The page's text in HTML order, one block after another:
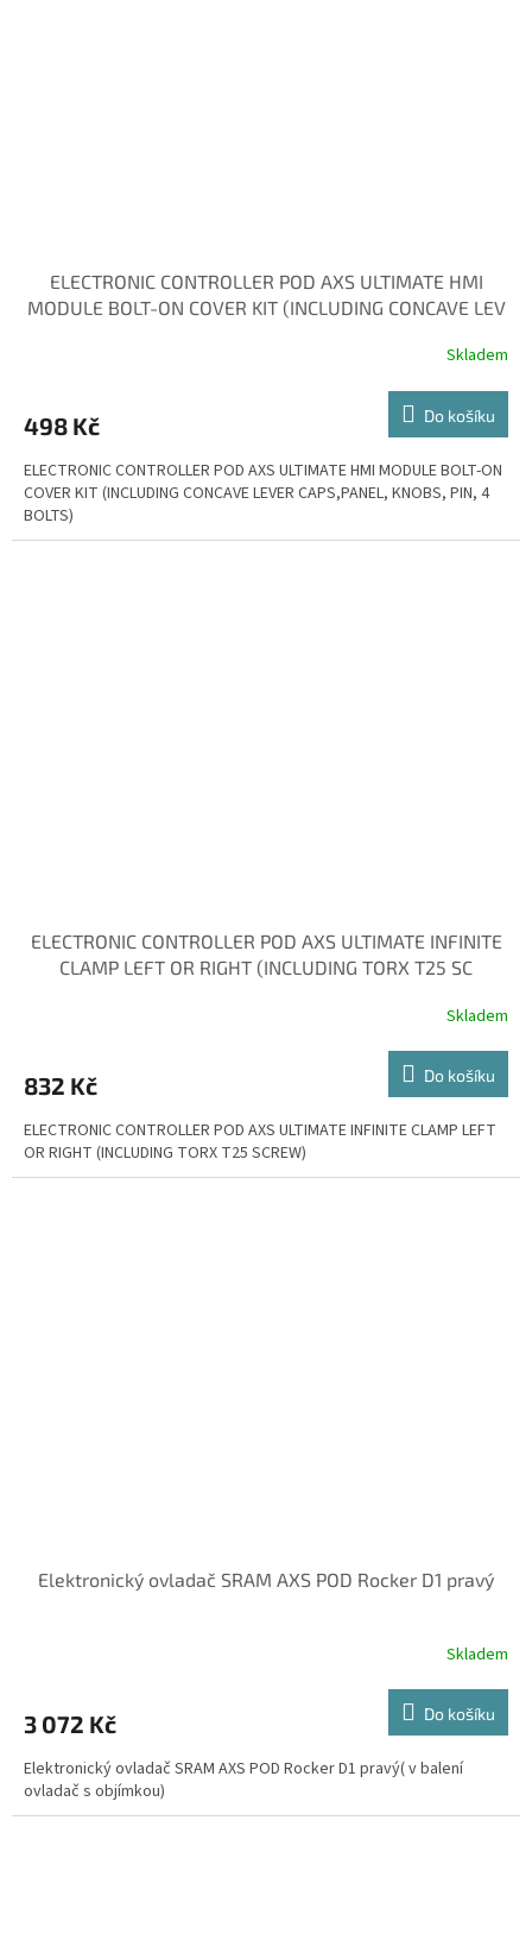
ELECTRONIC CONTROLLER POD AXS ULTIMATE HMI
MODULE BOLT-ON COVER KIT (INCLUDING CONCAVE LEV
Skladem
498 Kč Do košíku
ELECTRONIC CONTROLLER POD AXS ULTIMATE HMI MODULE BOLT-ON
COVER KIT (INCLUDING CONCAVE LEVER CAPS,PANEL, KNOBS, PIN, 4
BOLTS)
ELECTRONIC CONTROLLER POD AXS ULTIMATE INFINITE
CLAMP LEFT OR RIGHT (INCLUDING TORX T25 SC
Skladem
832 Kč Do košíku
ELECTRONIC CONTROLLER POD AXS ULTIMATE INFINITE CLAMP LEFT
OR RIGHT (INCLUDING TORX T25 SCREW)
Elektronický ovladač SRAM AXS POD Rocker D1 pravý
Skladem
3 072 Kč Do košíku
Elektronický ovladač SRAM AXS POD Rocker D1 pravý( v balení
ovladač s objímkou)